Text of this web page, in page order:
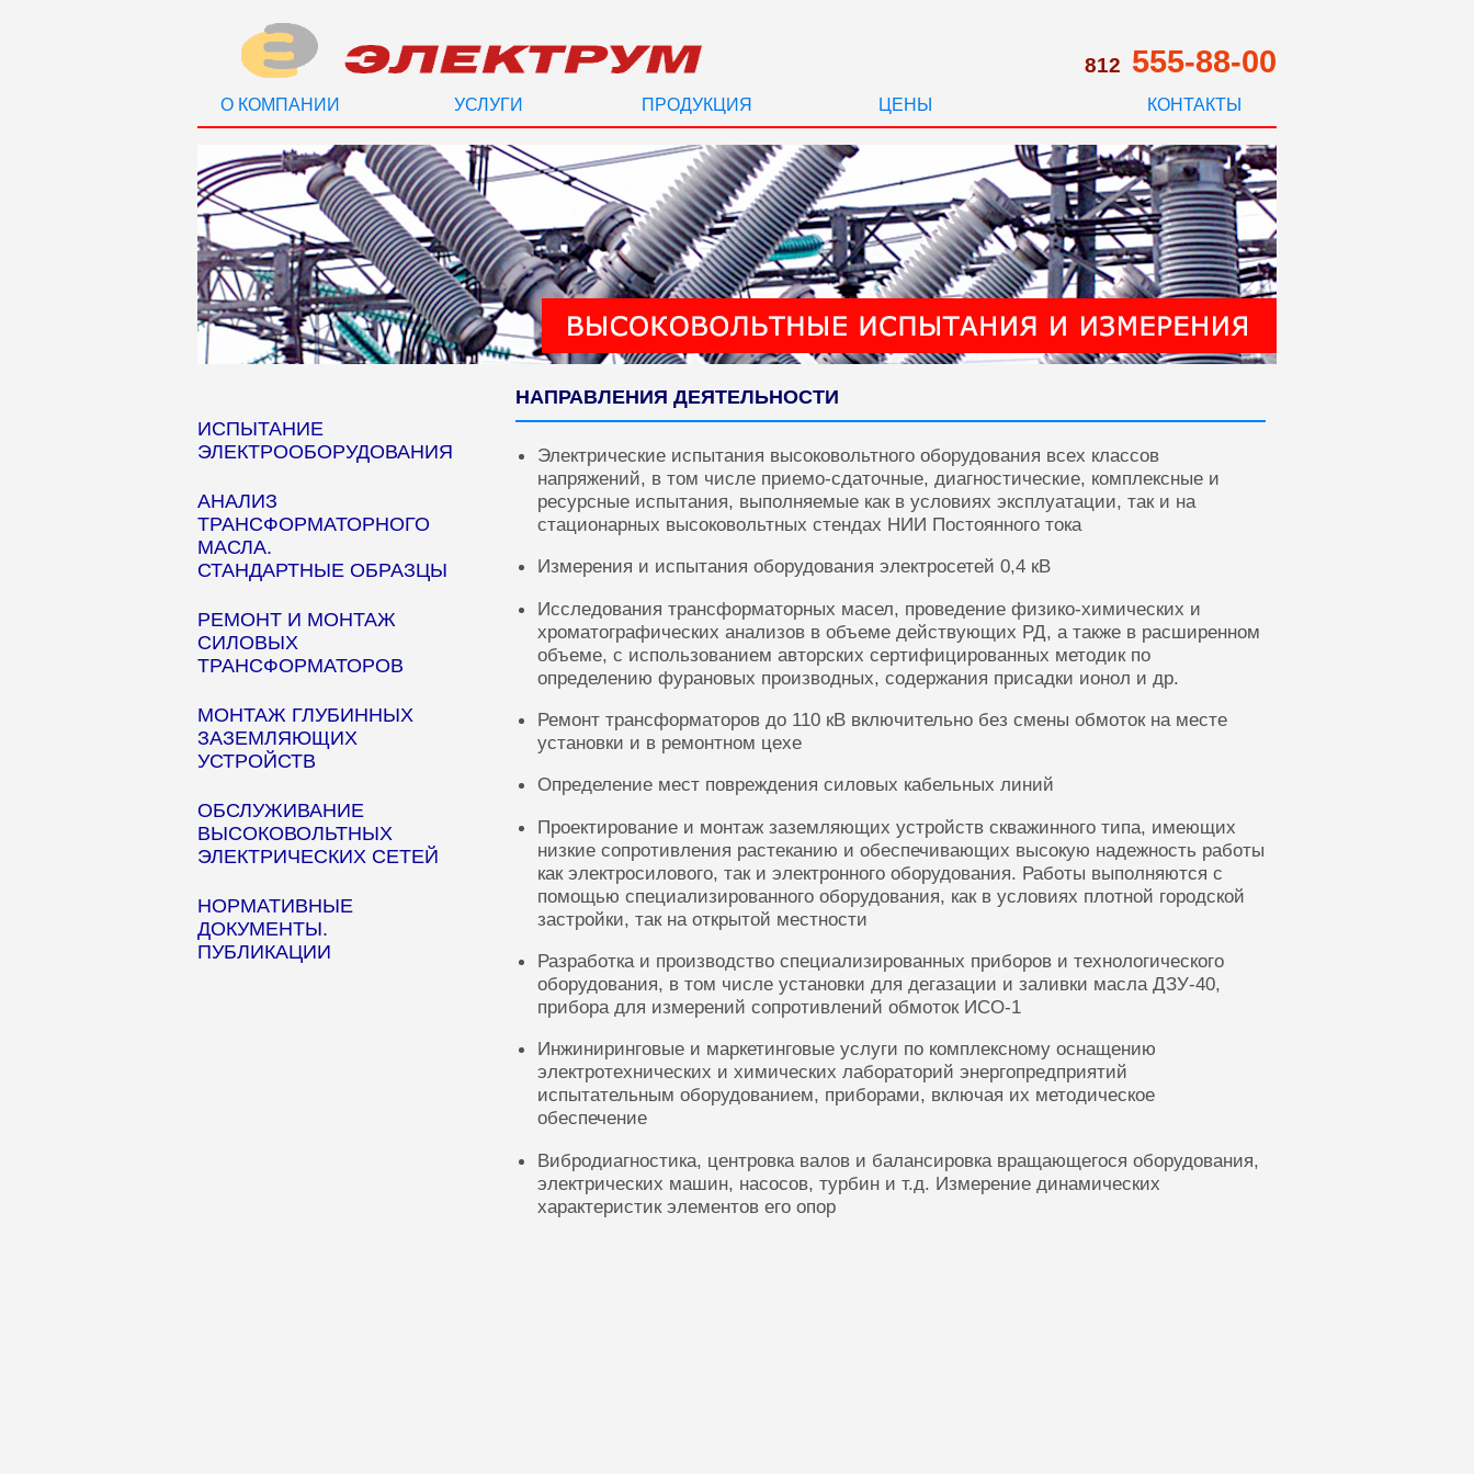
812 555-88-00
О КОМПАНИИ УСЛУГИ ПРОДУКЦИЯ ЦЕНЫ КОНТАКТЫ
ИСПЫТАНИЕ
ЭЛЕКТРООБОРУДОВАНИЯ
АНАЛИЗ
ТРАНСФОРМАТОРНОГО
МАСЛА.
СТАНДАРТНЫЕ ОБРАЗЦЫ
РЕМОНТ И МОНТАЖ
СИЛОВЫХ
ТРАНСФОРМАТОРОВ
МОНТАЖ ГЛУБИННЫХ
ЗАЗЕМЛЯЮЩИХ
УСТРОЙСТВ
ОБСЛУЖИВАНИЕ
ВЫСОКОВОЛЬТНЫХ
ЭЛЕКТРИЧЕСКИХ СЕТЕЙ
НОРМАТИВНЫЕ
ДОКУМЕНТЫ.
ПУБЛИКАЦИИ
НАПРАВЛЕНИЯ ДЕЯТЕЛЬНОСТИ
Электрические испытания высоковольтного оборудования всех классов
напряжений, в том числе приемо-сдаточные, диагностические, комплексные и
ресурсные испытания, выполняемые как в условиях эксплуатации, так и на
стационарных высоковольтных стендах НИИ Постоянного тока
Измерения и испытания оборудования электросетей 0,4 кВ
Исследования трансформаторных масел, проведение физико-химических и
хроматографических анализов в объеме действующих РД, а также в расширенном
объеме, с использованием авторских сертифицированных методик по
определению фурановых производных, содержания присадки ионол и др.
Ремонт трансформаторов до 110 кВ включительно без смены обмоток на месте
установки и в ремонтном цехе
Определение мест повреждения силовых кабельных линий
Проектирование и монтаж заземляющих устройств скважинного типа, имеющих
низкие сопротивления растеканию и обеспечивающих высокую надежность работы
как электросилового, так и электронного оборудования. Работы выполняются с
помощью специализированного оборудования, как в условиях плотной городской
застройки, так на открытой местности
Разработка и производство специализированных приборов и технологического
оборудования, в том числе установки для дегазации и заливки масла ДЗУ-40,
прибора для измерений сопротивлений обмоток ИСО-1
Инжиниринговые и маркетинговые услуги по комплексному оснащению
электротехнических и химических лабораторий энергопредприятий
испытательным оборудованием, приборами, включая их методическое
обеспечение
Вибродиагностика, центровка валов и балансировка вращающегося оборудования,
электрических машин, насосов, турбин и т.д. Измерение динамических
характеристик элементов его опор